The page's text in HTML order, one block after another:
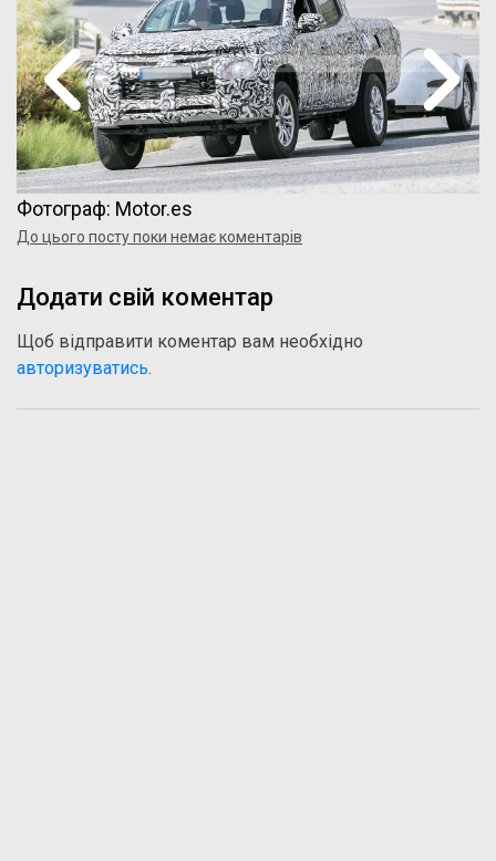
Фотограф: Motor.es
До цього посту поки немає коментарів
Додати свій коментар
Щоб відправити коментар вам необхідно
авторизуватись.